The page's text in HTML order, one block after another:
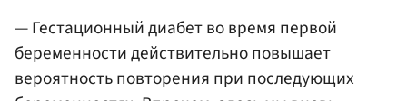
— Гестационный диабет во время первой
беременности действительно повышает
вероятность повторения при последующих